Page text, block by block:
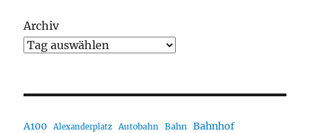
Archiv
A100 Alexanderplatz Autobahn Bahn Bahnhof